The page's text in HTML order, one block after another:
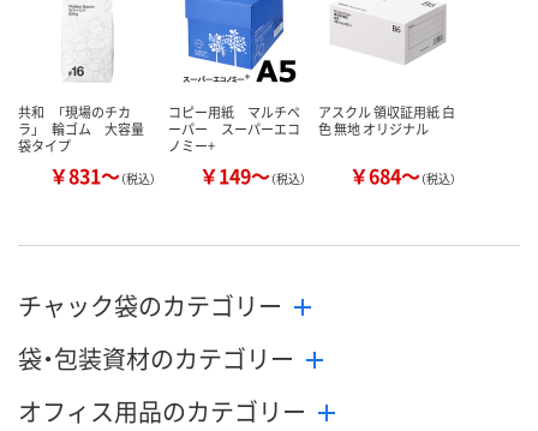
カゴへ カゴへ
共和 「現場のチカ
ラ」 輪ゴム 大容量
袋タイプ
￥831～（税込）
コピー用紙 マルチペ
ーパー スーパーエコ
ノミー+
￥149～（税込）
アスクル 領収証用紙 白
色 無地 オリジナル
￥684～（税込）
チャック袋のカテゴリー
袋・包装資材のカテゴリー
オフィス用品のカテゴリー